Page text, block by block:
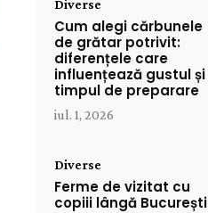
Diverse
Cum alegi cărbunele
de grătar potrivit:
diferențele care
influențează gustul și
timpul de preparare
iul. 1, 2026
Diverse
Ferme de vizitat cu
copiii lângă București